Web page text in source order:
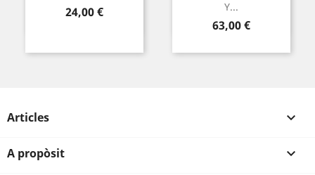
Preu
24,00 €
Y...
Preu
63,00 €
Articles 
A propòsit 